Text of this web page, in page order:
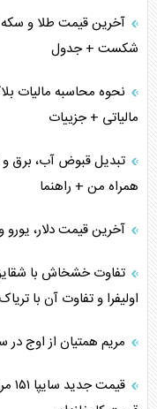
شکست + جدول
نحوه محاسبه مالیات
مالیاتی + جزییات
تبدیل قبوض آب، برق و
همراه من + راهنما
آخرین قیمت دلار، یورو و سایر ارز‌ها
تفاوت خشخاش با شقایق
اولیفرا و تفاوت آن با
مریم همتیان از اوج در